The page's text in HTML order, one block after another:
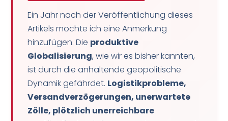
Ein Jahr nach der Veröffentlichung dieses
Artikels möchte ich eine Anmerkung
hinzufügen. Die produktive
Globalisierung, wie wir es bisher kannten,
ist durch die anhaltende geopolitische
Dynamik gefährdet. Logistikprobleme,
Versandverzögerungen, unerwartete
Zölle, plötzlich unerreichbare